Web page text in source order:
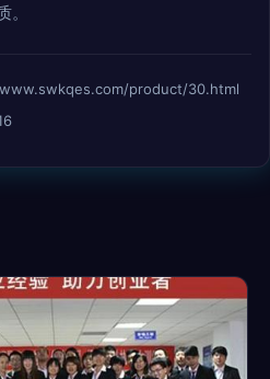
product/30.html